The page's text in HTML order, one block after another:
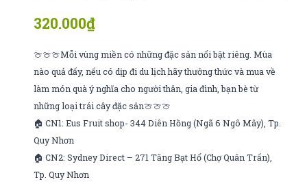
320.000₫
🍈🍈🍈Mỗi vùng miền có những đặc sản nổi bật riêng. Mùa
nào quả đấy, nếu có dịp đi du lịch hãy thưởng thức và mua về
làm món quà ý nghĩa cho người thân, gia đình, bạn bè từ
những loại trái cây đặc sản🍈🍈🍈
🏠 CN1: Eus Fruit shop- 344 Diên Hồng (Ngã 6 Ngô Mây), Tp.
Quy Nhơn
🏠 CN2: Sydney Direct – 271 Tăng Bạt Hổ (Chợ Quân Trấn),
Tp. Quy Nhơn